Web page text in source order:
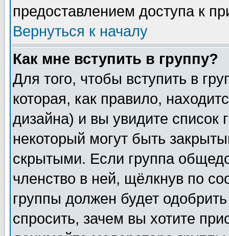
предоставлением доступа к
Вернуться к началу
Как мне вступить в группу?
Для того, чтобы вступить в
которая, как правило,
дизайна) и вы увидите список
некоторый могут быть
скрытыми. Если группа
членство в ней, щёлкнув по
группы должен будет
спросить, зачем вы хотите